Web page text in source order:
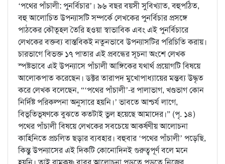
‘পথের পাঁচালী: পুনর্বিচার’। ৯৬ বছর বয়সী সুবিখ্যাত, বহুপঠিত,
বহু আলোচিত উপন্যাসটি সম্পর্কে লেখকের পুনর্বিচার প্রসঙ্গে
পাঠকের কৌতূহল তৈরি হওয়া স্বাভাবিক এবং এই পুনর্বিচারে
লেখকের বক্তব্য বাস্তবিকই নতুনভাবে উপন্যাসটির পরিচিতি করায়।
চারভাগে বিভক্ত ১৭ পাতার এই প্রবন্ধের সূচনা অংশে লেখক
স্পষ্টভাবে এই উপন্যাসে পাঁচালী আঙ্গিকের যথার্থ প্রয়োগটি বিষয়ে
আলোকপাত করেছেন। ডক্টর তারাপদ মুখোপাধ্যায়ের মন্তব্য উদ্ধৃত
করে লেখক বলেছেন, “‘পথের পাঁচালী’-র পালাভাগ, খণ্ডভাগ কোন
নির্দিষ্ট পরিকল্পনা অনুসারে হয়নি।’ ভাবতে আশ্চর্য লাগে,
বিভূতিভূষণকে বুঝতে কতটাই ভুল হয়েছে আমাদের।” (পৃ. ১৪)
পথের পাঁচালী বিষয়ে লেখকের সবচেয়ে আকর্ষণীয় আলোচনা
কাহিনিতে প্রচলিত ছড়ার ব্যবহার। বহুবার ‘পথের পাঁচালী’ পড়েছি,
কিন্তু উপন্যাসের এই দিকটি কোনোদিনই গুরুত্বপূর্ণ বলে মনে